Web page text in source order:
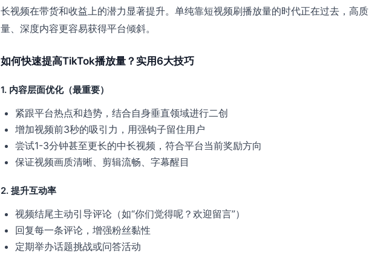
长视频在带货和收益上的潜力显著提升。单纯靠短视频刷播放量的时代正在过去，高质
量、深度内容更容易获得平台倾斜。
如何快速提高TikTok播放量？实用6大技巧
1. 内容层面优化（最重要）
紧跟平台热点和趋势，结合自身垂直领域进行二创
增加视频前3秒的吸引力，用强钩子留住用户
尝试1-3分钟甚至更长的中长视频，符合平台当前奖励方向
保证视频画质清晰、剪辑流畅、字幕醒目
2. 提升互动率
视频结尾主动引导评论（如“你们觉得呢？欢迎留言”）
回复每一条评论，增强粉丝黏性
定期举办话题挑战或问答活动